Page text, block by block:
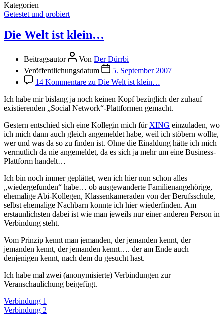
Kategorien
Getestet und probiert
Die Welt ist klein…
Beitragsautor Von Der Dürrbi
Veröffentlichungsdatum
5. September 2007
14 Kommentare zu Die Welt ist klein…
Ich habe mir bislang ja noch keinen Kopf bezüglich der zuhauf
existierenden „Social Network“-Plattformen gemacht.
Gestern entschied sich eine Kollegin mich für XING einzuladen, wo
ich mich dann auch gleich angemeldet habe, weil ich stöbern wollte,
wer und was da so zu finden ist. Ohne die Einaldung hätte ich mich
vermutlich da nie angemeldet, da es sich ja mehr um eine Business-
Plattform handelt…
Ich bin noch immer geplättet, wen ich hier nun schon alles
„wiedergefunden“ habe… ob ausgewanderte Familienangehörige,
ehemalige Abi-Kollegen, Klassenkameraden von der Berufsschule,
selbst ehemalige Nachbarn konnte ich hier wiederfinden. Am
erstaunlichsten dabei ist wie man jeweils nur einer anderen Person in
Verbindung steht.
Vom Prinzip kennt man jemanden, der jemanden kennt, der
jemanden kennt, der jemanden kennt…. der am Ende auch
denjenigen kennt, nach dem du gesucht hast.
Ich habe mal zwei (anonymisierte) Verbindungen zur
Veranschaulichung beigefügt.
Verbindung 1
Verbindung 2